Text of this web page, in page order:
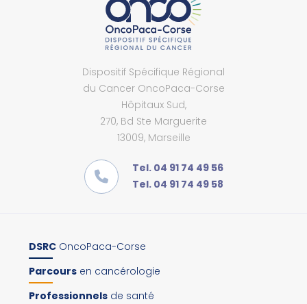
Dispositif Spécifique Régional
du Cancer OncoPaca-Corse
Hôpitaux Sud,
270, Bd Ste Marguerite
13009, Marseille
Tel. 04 91 74 49 56
Tel. 04 91 74 49 58
DSRC OncoPaca-Corse
Parcours en cancérologie
Professionnels de santé